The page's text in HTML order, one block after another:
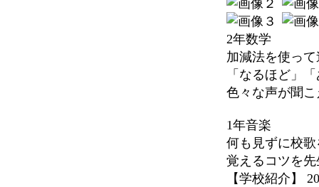
2年数学
加減法を使っ
「なるほど」
色々な声が聞
1年音楽
何も見ずに校
覚えるコツを
【学校紹介】